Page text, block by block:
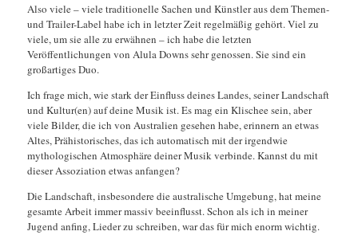
Also viele – viele traditionelle Sachen und Künstler aus dem Themen-
und Trailer-Label habe ich in letzter Zeit regelmäßig gehört. Viel zu
viele, um sie alle zu erwähnen – ich habe die letzten
Veröffentlichungen von Alula Downs sehr genossen. Sie sind ein
großartiges Duo.
Ich frage mich, wie stark der Einfluss deines Landes, seiner Landschaft
und Kultur(en) auf deine Musik ist. Es mag ein Klischee sein, aber
viele Bilder, die ich von Australien gesehen habe, erinnern an etwas
Altes, Prähistorisches, das ich automatisch mit der irgendwie
mythologischen Atmosphäre deiner Musik verbinde. Kannst du mit
dieser Assoziation etwas anfangen?
Die Landschaft, insbesondere die australische Umgebung, hat meine
gesamte Arbeit immer massiv beeinflusst. Schon als ich in meiner
Jugend anfing, Lieder zu schreiben, war das für mich enorm wichtig.